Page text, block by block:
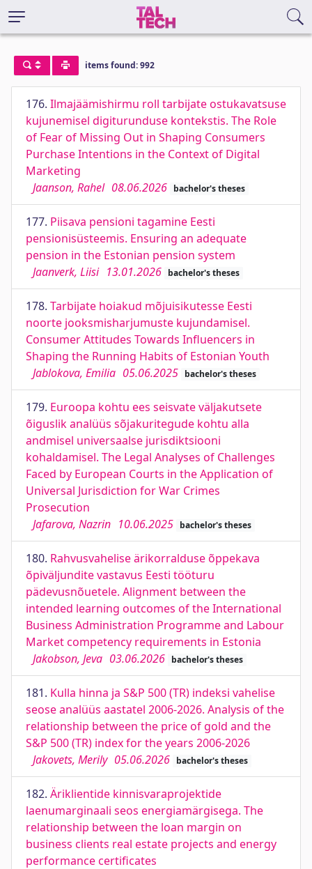
items found: 992
176. Ilmajäämishirmu roll tarbijate ostukavatsuse
kujunemisel digiturunduse kontekstis. The Role
of Fear of Missing Out in Shaping Consumers
Purchase Intentions in the Context of Digital
Marketing
Jaanson, Rahel 08.06.2026 bachelor's theses
177. Piisava pensioni tagamine Eesti
pensionisüsteemis. Ensuring an adequate
pension in the Estonian pension system
Jaanverk, Liisi 13.01.2026 bachelor's theses
178. Tarbijate hoiakud mõjuisikutesse Eesti
noorte jooksmisharjumuste kujundamisel.
Consumer Attitudes Towards Influencers in
Shaping the Running Habits of Estonian Youth
Jablokova, Emilia 05.06.2025 bachelor's theses
179. Euroopa kohtu ees seisvate väljakutsete
õiguslik analüüs sõjakuritegude kohtu alla
andmisel universaalse jurisdiktsiooni
kohaldamisel. The Legal Analyses of Challenges
Faced by European Courts in the Application of
Universal Jurisdiction for War Crimes
Prosecution
Jafarova, Nazrin 10.06.2025 bachelor's theses
180. Rahvusvahelise ärikorralduse õppekava
õpiväljundite vastavus Eesti tööturu
pädevusnõuetele. Alignment between the
intended learning outcomes of the International
Business Administration Programme and Labour
Market competency requirements in Estonia
Jakobson, Jeva 03.06.2026 bachelor's theses
181. Kulla hinna ja S&P 500 (TR) indeksi vahelise
seose analüüs aastatel 2006-2026. Analysis of the
relationship between the price of gold and the
S&P 500 (TR) index for the years 2006-2026
Jakovets, Merily 05.06.2026 bachelor's theses
182. Äriklientide kinnisvaraprojektide
laenumarginaali seos energiamärgisega. The
relationship between the loan margin on
business clients real estate projects and energy
performance certificates